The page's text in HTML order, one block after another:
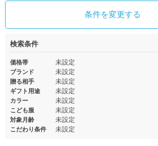
条件を変更する
検索条件
価格帯 未設定
ブランド 未設定
贈る相手 未設定
ギフト用途 未設定
カラー 未設定
こども服 未設定
対象月齢 未設定
こだわり条件 未設定